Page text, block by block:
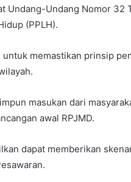
Undang-Undang Nomor 32
(PPLH).
memastikan prinsip
masukan dari
awal RPJMD.
dapat memberikan